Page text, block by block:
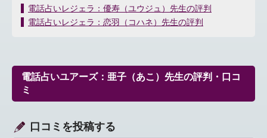
投
稿
ー
シ
ョ
電話占いレジェラ：優寿（ユウジュ）先生の評判
電話占いレジェラ：恋羽（コハネ）先生の評判
電話占いユアーズ：亜子（あこ）先生の評判・口コ
ミ
口コミを投稿する